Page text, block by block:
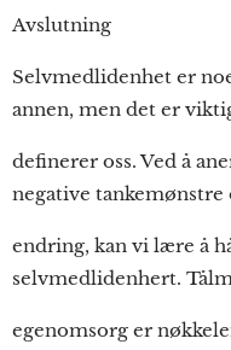
Avslutning
Selvmedlidenhet er
annen, men det er
definerer oss. Ved å
negative tankemønstre
endring, kan vi lære å
selvmedlidenhert.
egenomsorg er